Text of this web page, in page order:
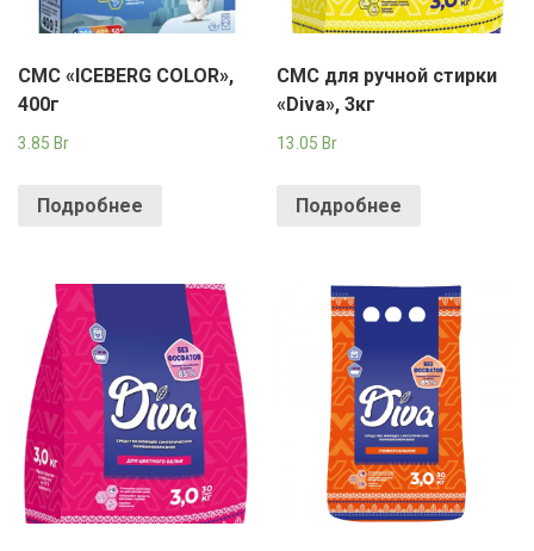
СМС «ICEBERG COLOR»,
400г
3.85 Br
Подробнее
СМС для ручной стирки
«Diva», 3кг
13.05 Br
Подробнее